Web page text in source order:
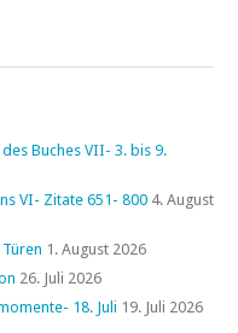
Buches VII- 3. bis 9.
VI- Zitate 651- 800 4. August
1. August 2026
26. Juli 2026
18. Juli 19. Juli 2026